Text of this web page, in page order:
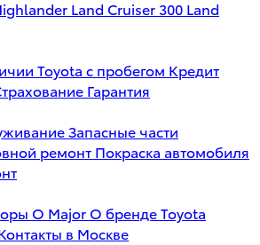
Land Cruiser 300 Land
Toyota с пробегом Кредит
Гарантия
Запасные части
ремонт Покраска автомобиля
О Major О бренде Toyota
в Москве